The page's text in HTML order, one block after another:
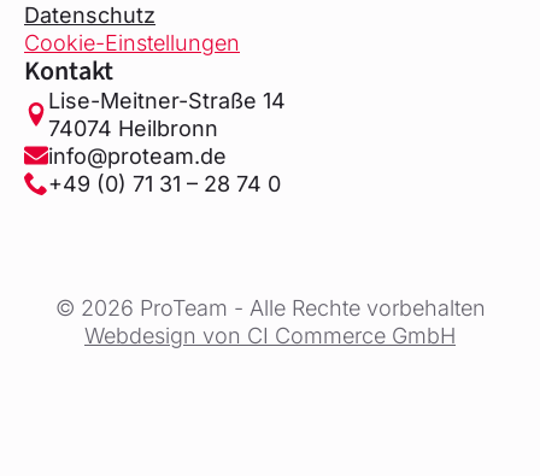
Datenschutz
Cookie-Einstellungen
Kontakt
Lise-Meitner-Straße 14
74074 Heilbronn
info@proteam.de
+49 (0) 71 31 – 28 74 0
© 2026 ProTeam - Alle Rechte vorbehalten
Webdesign von CI Commerce GmbH